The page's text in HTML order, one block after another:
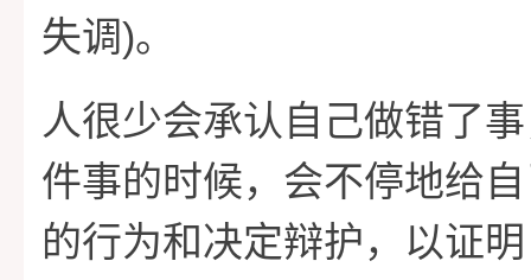
失调)。
人很少会承认自己做错了
件事的时候，会不停地给
的行为和决定辩护，以证